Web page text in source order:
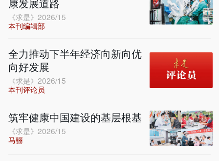
《求是》2026/15
本刊编辑部
全力推动下半年经济向新向优
向好发展
《求是》2026/15
本刊评论员
筑牢健康中国建设的基层根基
《求是》2026/15
马骊